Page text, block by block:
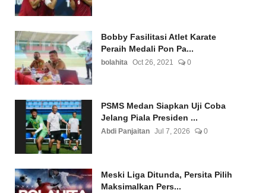
Bobby Fasilitasi Atlet Karate
Peraih Medali Pon Pa...
bolahita Oct 26, 2021 0
PSMS Medan Siapkan Uji Coba
Jelang Piala Presiden ...
Abdi Panjaitan Jul 7, 2026 0
Meski Liga Ditunda, Persita Pilih
Maksimalkan Pers...